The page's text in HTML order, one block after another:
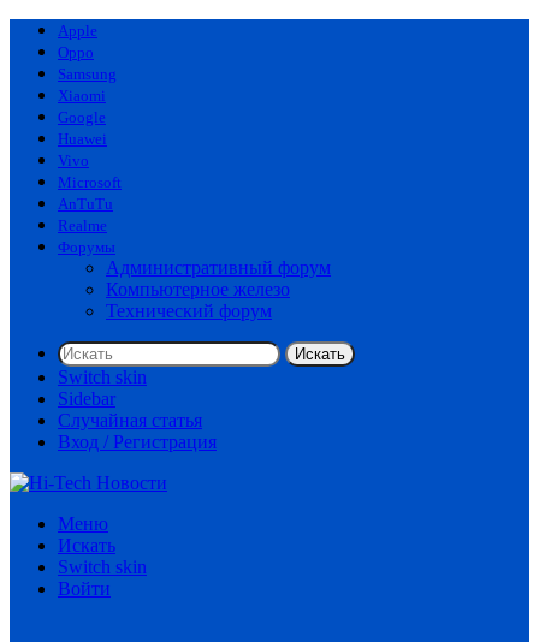
Apple
Oppo
Samsung
Xiaomi
Google
Huawei
Vivo
Microsoft
AnTuTu
Realme
Форумы
Административный форум
Компьютерное железо
Технический форум
Искать
Switch skin
Sidebar
Случайная статья
Вход / Регистрация
Меню
Искать
Switch skin
Войти